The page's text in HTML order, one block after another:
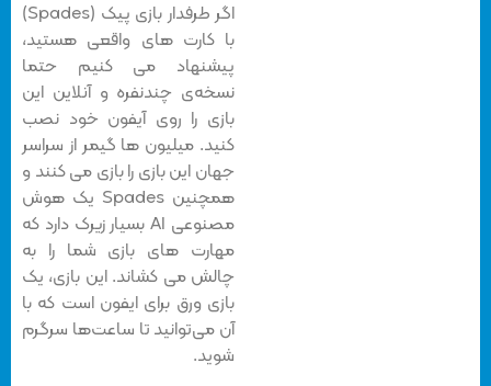
اگر طرفدار بازی پیک (Spades)
با کارت های واقعی هستید،
پیشنهاد می کنیم حتما
نسخه‌ی چندنفره و آنلاین این
بازی را روی آیفون خود نصب
کنید. میلیون ها گیمر از سراسر
جهان این بازی را بازی می کنند و
همچنین Spades یک هوش
مصنوعی AI بسیار زیرک دارد که
مهارت های بازی شما را به
چالش می کشاند. این بازی، یک
بازی ورق برای ایفون است که با
آن می‌توانید تا ساعت‌ها سرگرم
شوید.